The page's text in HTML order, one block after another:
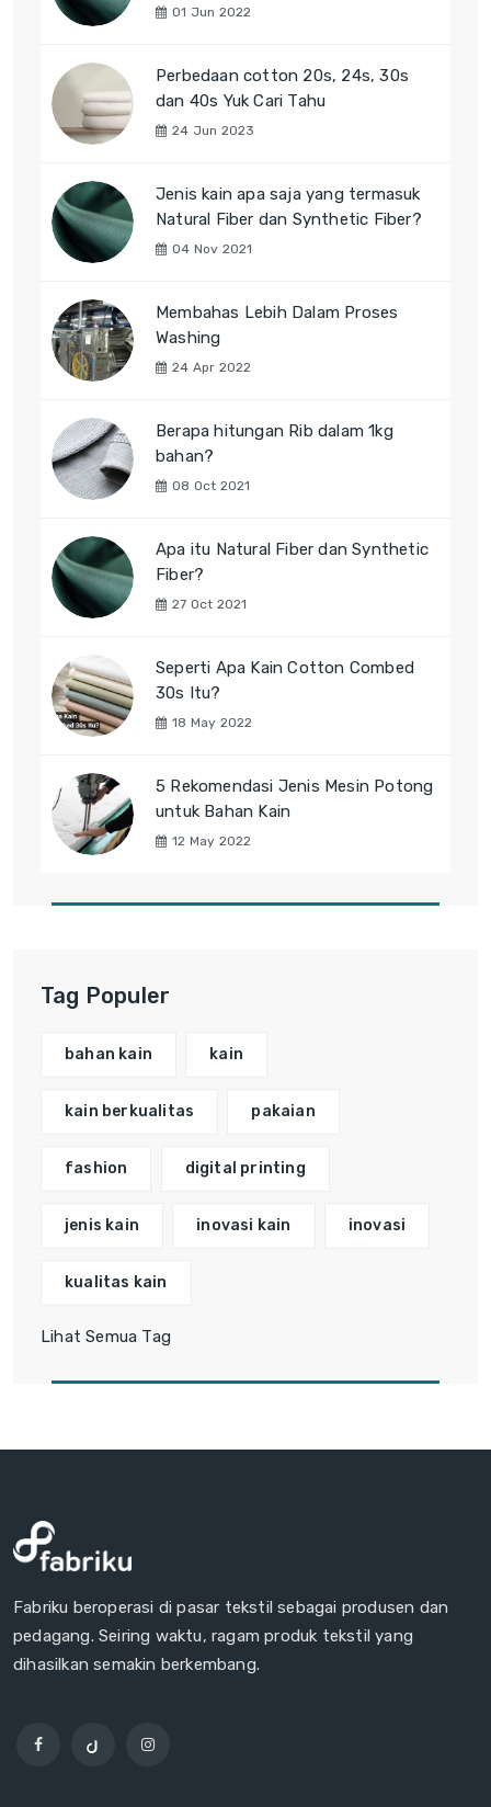
01 Jun 2022
Perbedaan cotton 20s, 24s, 30s
dan 40s Yuk Cari Tahu
24 Jun 2023
Jenis kain apa saja yang termasuk
Natural Fiber dan Synthetic Fiber?
04 Nov 2021
Membahas Lebih Dalam Proses
Washing
24 Apr 2022
Berapa hitungan Rib dalam 1kg
bahan?
08 Oct 2021
Apa itu Natural Fiber dan Synthetic
Fiber?
27 Oct 2021
Seperti Apa Kain Cotton Combed
30s Itu?
18 May 2022
5 Rekomendasi Jenis Mesin Potong
untuk Bahan Kain
12 May 2022
Tag Populer
bahan kain kain
kain berkualitas pakaian
fashion digital printing
jenis kain inovasi kain inovasi
kualitas kain
Lihat Semua Tag
Fabriku beroperasi di pasar tekstil sebagai produsen dan
pedagang. Seiring waktu, ragam produk tekstil yang
dihasilkan semakin berkembang.